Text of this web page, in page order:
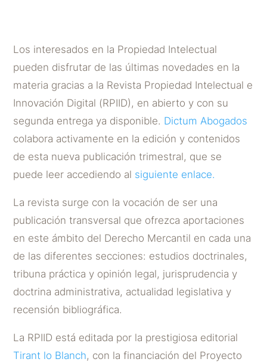
Los interesados en la Propiedad Intelectual
pueden disfrutar de las últimas novedades en la
materia gracias a la Revista Propiedad Intelectual e
Innovación Digital (RPIID), en abierto y con su
segunda entrega ya disponible. Dictum Abogados
colabora activamente en la edición y contenidos
de esta nueva publicación trimestral, que se
puede leer accediendo al siguiente enlace.
La revista surge con la vocación de ser una
publicación transversal que ofrezca aportaciones
en este ámbito del Derecho Mercantil en cada una
de las diferentes secciones: estudios doctrinales,
tribuna práctica y opinión legal, jurisprudencia y
doctrina administrativa, actualidad legislativa y
recensión bibliográfica.
La RPIID está editada por la prestigiosa editorial
Tirant lo Blanch, con la financiación del Proyecto